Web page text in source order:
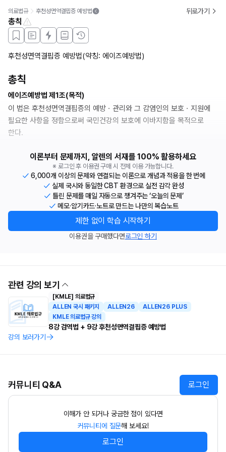
의료법규 후천성면역결핍증 예방법 뒤로가기
총칙
후천성면역결핍증 예방법(약칭: 에이즈예방법)
총칙
에이즈예방법 제1조(목적)
이 법은 후천성면역결핍증의 예방ㆍ관리와 그 감염인의 보호ㆍ지원에
필요한 사항을 정함으로써 국민건강의 보호에 이바지함을 목적으로
한다.
이론부터 문제까지, 알렌의 서재를 100% 활용하세요
※ 로그인 후 이용권 구매 시 전체 이용 가능합니다.
6,000개 이상의 문제와 연결되는 이론으로 개념과 적용을 한 번에
실제 국시와 동일한 CBT 환경으로 실전 감각 완성
틀린 문제를 매일 자동으로 챙겨주는 ‘오늘의 문제’
메모·암기카드·노트로 만드는 나만의 복습노트
제한 없이 학습 시작하기
이용권을 구매했다면로그인 하기
관련 강의 보기
[KMLE] 의료법규
ALLEN 국시 패키지
ALLEN26
ALLEN26 PLUS
KMLE 의료법규 강의
8강 검역법 + 9강 후천성면역결핍증 예방법
강의 보러가기
커뮤니티 Q&A 로그인
이해가 안 되거나 궁금한 점이 있다면
커뮤니티에 질문해 보세요!
로그인